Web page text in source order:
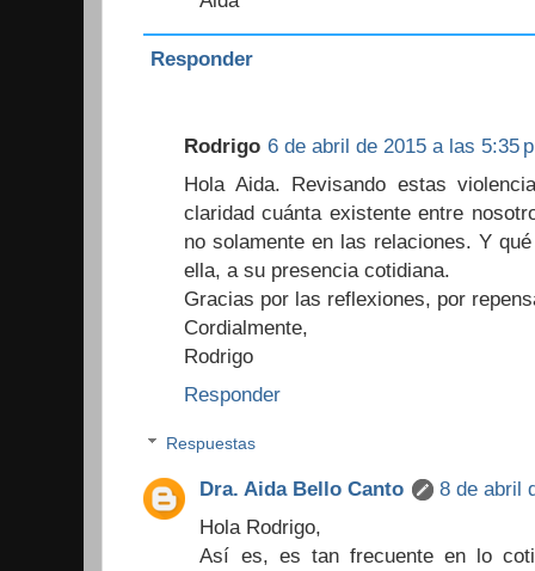
Responder
Rodrigo 6 de abril de 2015 a las 5:35
Hola Aida. Revisando estas
claridad cuánta existente entre
no solamente en las relaciones. Y
ella, a su presencia cotidiana.
Gracias por las reflexiones, por
Cordialmente,
Rodrigo
Responder
Respuestas
Dra. Aida Bello Canto
8 de abril
Hola Rodrigo,
Así es, es tan frecuente en lo